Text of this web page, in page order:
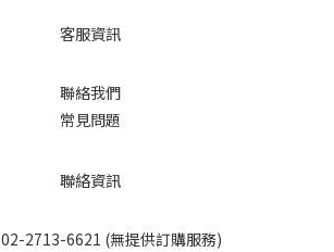
客服資訊
聯絡我們
常見問題
聯絡資訊
02-2713-6621 (無提供訂購服務)